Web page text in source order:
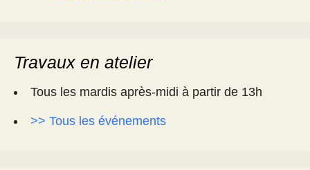
Travaux en atelier
Tous les mardis après-midi à partir de 13h
>> Tous les événements